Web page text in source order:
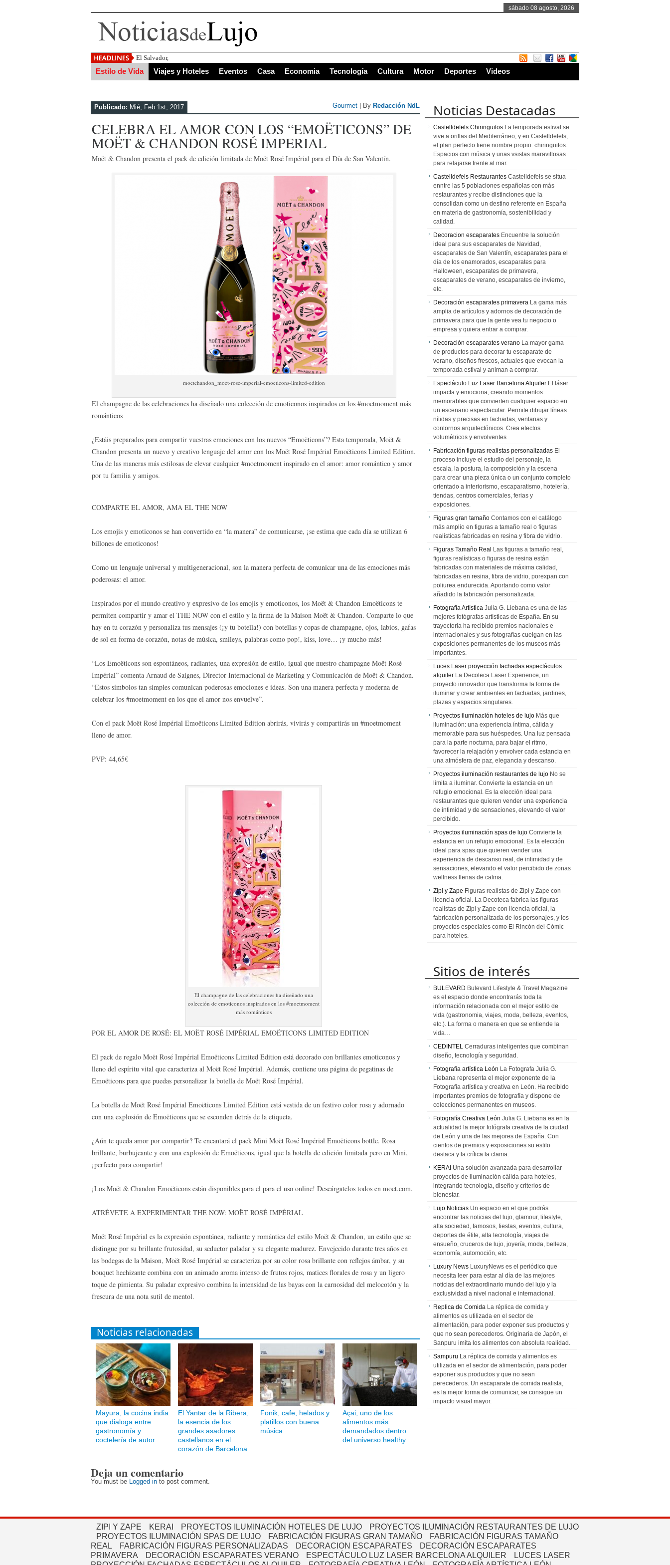
sábado 08 agosto, 2026
El Salvador, uno de los destinos con mayor
Estilo de Vida Viajes y Hoteles Eventos Casa Economia Tecnología Cultura Motor Deportes Videos
Publicado: Mié, Feb 1st, 2017 Gourmet | By Redacción NdL
CELEBRA EL AMOR CON LOS “EMOËTICONS” DE
MOËT & CHANDON ROSÉ IMPERIAL
Moët & Chandon presenta el pack de edición limitada de Moët Rosé Impérial para el Día de San Valentín.
moetchandon_moet-rose-imperial-emoeticons-limited-edition
El champagne de las celebraciones ha diseñado una colección de emoticonos inspirados en los #moetmoment más
románticos
¿Estáis preparados para compartir vuestras emociones con los nuevos “Emoëticons”? Esta temporada, Moët &
Chandon presenta un nuevo y creativo lenguaje del amor con los Moët Rosé Impérial Emoëticons Limited Edition.
Una de las maneras más estilosas de elevar cualquier #moetmoment inspirado en el amor: amor romántico y amor
por tu familia y amigos.
COMPARTE EL AMOR, AMA EL THE NOW
Los emojis y emoticonos se han convertido en “la manera” de comunicarse, ¡se estima que cada día se utilizan 6
billones de emoticonos!
Como un lenguaje universal y multigeneracional, son la manera perfecta de comunicar una de las emociones más
poderosas: el amor.
Inspirados por el mundo creativo y expresivo de los emojis y emoticonos, los Moët & Chandon Emoëticons te
permiten compartir y amar el THE NOW con el estilo y la firma de la Maison Moët & Chandon. Comparte lo que
hay en tu corazón y personaliza tus mensajes (¡y tu botella!) con botellas y copas de champagne, ojos, labios, gafas
de sol en forma de corazón, notas de música, smileys, palabras como pop!, kiss, love… ¡y mucho más!
“Los Emoëticons son espontáneos, radiantes, una expresión de estilo, igual que nuestro champagne Moët Rosé
Impérial” comenta Arnaud de Saignes, Director Internacional de Marketing y Comunicación de Moët & Chandon.
“Estos símbolos tan simples comunican poderosas emociones e ideas. Son una manera perfecta y moderna de
celebrar los #moetmoment en los que el amor nos envuelve”.
Con el pack Moët Rosé Impérial Emoëticons Limited Edition abrirás, vivirás y compartirás un #moetmoment
lleno de amor.
PVP: 44,65€
El champagne de las celebraciones ha diseñado una
colección de emoticonos inspirados en los #moetmoment
más románticos
POR EL AMOR DE ROSÉ: EL MOËT ROSÉ IMPÉRIAL EMOËTICONS LIMITED EDITION
El pack de regalo Moët Rosé Impérial Emoëticons Limited Edition está decorado con brillantes emoticonos y
lleno del espíritu vital que caracteriza al Moët Rosé Impérial. Además, contiene una página de pegatinas de
Emoëticons para que puedas personalizar la botella de Moët Rosé Impérial.
La botella de Moët Rosé Impérial Emoëticons Limited Edition está vestida de un festivo color rosa y adornado
con una explosión de Emoëticons que se esconden detrás de la etiqueta.
¿Aún te queda amor por compartir? Te encantará el pack Mini Moët Rosé Impérial Emoëticons bottle. Rosa
brillante, burbujeante y con una explosión de Emoëticons, igual que la botella de edición limitada pero en Mini,
¡perfecto para compartir!
¡Los Moët & Chandon Emoëticons están disponibles para el para el uso online! Descárgatelos todos en moet.com.
ATRÉVETE A EXPERIMENTAR THE NOW: MOËT ROSÉ IMPÉRIAL
Moët Rosé Impérial es la expresión espontánea, radiante y romántica del estilo Moët & Chandon, un estilo que se
distingue por su brillante frutosidad, su seductor paladar y su elegante madurez. Envejecido durante tres años en
las bodegas de la Maison, Moët Rosé Impérial se caracteriza por su color rosa brillante con reflejos ámbar, y su
bouquet hechizante combina con un animado aroma intenso de frutos rojos, matices florales de rosa y un ligero
toque de pimienta. Su paladar expresivo combina la intensidad de las bayas con la carnosidad del melocotón y la
frescura de una nota sutil de mentol.
Noticias relacionadas
Mayura, la cocina india
que dialoga entre
gastronomía y
coctelería de autor
El Yantar de la Ribera,
la esencia de los
grandes asadores
castellanos en el
corazón de Barcelona
Fonik, cafe, helados y
platillos con buena
música
Açai, uno de los
alimentos más
demandados dentro
del universo healthy
Deja un comentario
You must be Logged in to post comment.
Noticias Destacadas
Castelldefels Chiringuitos La temporada estival se
vive a orillas del Mediterráneo, y en Castelldefels,
el plan perfecto tiene nombre propio: chiringuitos.
Espacios con música y unas vsistas maravillosas
para relajarse frente al mar.
Castelldefels Restaurantes Castelldefels se situa
enntre las 5 poblaciones españolas con más
restaurantes y recibe distinciones que la
consolidan como un destino referente en España
en materia de gastronomía, sostenibilidad y
calidad.
Decoracion escaparates Encuentre la solución
ideal para sus escaparates de Navidad,
escaparates de San Valentín, escaparates para el
día de los enamorados, escaparates para
Halloween, escaparates de primavera,
escaparates de verano, escaparates de invierno,
etc.
Decoración escaparates primavera La gama más
amplia de artículos y adornos de decoración de
primavera para que la gente vea tu negocio o
empresa y quiera entrar a comprar.
Decoración escaparates verano La mayor gama
de productos para decorar tu escaparate de
verano, diseños frescos, actuales que evocan la
temporada estival y animan a comprar.
Espectáculo Luz Laser Barcelona Alquiler El láser
impacta y emociona, creando momentos
memorables que convierten cualquier espacio en
un escenario espectacular. Permite dibujar líneas
nítidas y precisas en fachadas, ventanas y
contornos arquitectónicos. Crea efectos
volumétricos y envolventes
Fabricación figuras realistas personalizadas El
proceso incluye el estudio del personaje, la
escala, la postura, la composición y la escena
para crear una pieza única o un conjunto completo
orientado a interiorismo, escaparatismo, hotelería,
tiendas, centros comerciales, ferias y
exposiciones.
Figuras gran tamaño Contamos con el catálogo
más amplio en figuras a tamaño real o figuras
realísticas fabricadas en resina y fibra de vidrio.
Figuras Tamaño Real Las figuras a tamaño real,
figuras realísticas o figuras de resina están
fabricadas con materiales de máxima calidad,
fabricadas en resina, fibra de vidrio, porexpan con
poliurea endurecida. Aportando como valor
añadido la fabricación personalizada.
Fotografía Artística Julia G. Liebana es una de las
mejores fotógrafas artísticas de España. En su
trayectoria ha recibido premios nacionales e
internacionales y sus fotografías cuelgan en las
exposiciones permanentes de los museos más
importantes.
Luces Laser proyección fachadas espectáculos
alquiler La Decoteca Laser Experience, un
proyecto innovador que transforma la forma de
iluminar y crear ambientes en fachadas, jardines,
plazas y espacios singulares.
Proyectos iluminación hoteles de lujo Más que
iluminación: una experiencia íntima, cálida y
memorable para sus huéspedes. Una luz pensada
para la parte nocturna, para bajar el ritmo,
favorecer la relajación y envolver cada estancia en
una atmósfera de paz, elegancia y descanso.
Proyectos iluminación restaurantes de lujo No se
limita a iluminar. Convierte la estancia en un
refugio emocional. Es la elección ideal para
restaurantes que quieren vender una experiencia
de intimidad y de sensaciones, elevando el valor
percibido.
Proyectos iluminación spas de lujo Convierte la
estancia en un refugio emocional. Es la elección
ideal para spas que quieren vender una
experiencia de descanso real, de intimidad y de
sensaciones, elevando el valor percibido de zonas
wellness llenas de calma.
Zipi y Zape Figuras realistas de Zipi y Zape con
licencia oficial. La Decoteca fabrica las figuras
realistas de Zipi y Zape con licencia oficial, la
fabricación personalizada de los personajes, y los
proyectos especiales como El Rincón del Cómic
para hoteles.
Sitios de interés
BULEVARD Bulevard Lifestyle & Travel Magazine
es el espacio donde encontrarás toda la
información relacionada con el mejor estilo de
vida (gastronomia, viajes, moda, belleza, eventos,
etc.). La forma o manera en que se entiende la
vida…
CEDINTEL Cerraduras inteligentes que combinan
diseño, tecnología y seguridad.
Fotografia artística León La Fotografa Julia G.
Liebana representa el mejor exponente de la
Fotografía artística y creativa en León. Ha recibido
importantes premios de fotografía y dispone de
colecciones permanentes en museos.
Fotografía Creativa León Julia G. Liebana es en la
actualidad la mejor fotógrafa creativa de la ciudad
de León y una de las mejores de España. Con
cientos de premios y exposiciones su estilo
destaca y la crítica la clama.
KERAI Una solución avanzada para desarrollar
proyectos de iluminación cálida para hoteles,
integrando tecnología, diseño y criterios de
bienestar.
Lujo Noticias Un espacio en el que podrás
encontrar las noticias del lujo, glamour, lifestyle,
alta sociedad, famosos, fiestas, eventos, cultura,
deportes de élite, alta tecnología, viajes de
ensueño, cruceros de lujo, joyería, moda, belleza,
economía, automoción, etc.
Luxury News LuxuryNews es el periódico que
necesita leer para estar al día de las mejores
noticias del extraordinario mundo del lujo y la
exclusividad a nivel nacional e internacional.
Replica de Comida La réplica de comida y
alimentos es utilizada en el sector de
alimentación, para poder exponer sus productos y
que no sean perecederos. Originaria de Japón, el
Sanpuru imita los alimentos con absoluta realidad.
Sampuru La réplica de comida y alimentos es
utilizada en el sector de alimentación, para poder
exponer sus productos y que no sean
perecederos. Un escaparate de comida realista,
es la mejor forma de comunicar, se consigue un
impacto visual mayor.
ZIPI Y ZAPE KERAI PROYECTOS ILUMINACIÓN HOTELES DE LUJO
PROYECTOS ILUMINACIÓN RESTAURANTES DE LUJO
PROYECTOS ILUMINACIÓN SPAS DE LUJO
FABRICACIÓN FIGURAS GRAN TAMAÑO
FABRICACIÓN FIGURAS TAMAÑO
REAL
FABRICACIÓN FIGURAS PERSONALIZADAS DECORACION ESCAPARATES
DECORACIÓN ESCAPARATES
PRIMAVERA
DECORACIÓN ESCAPARATES VERANO ESPECTÁCULO LUZ LASER BARCELONA ALQUILER
LUCES LASER